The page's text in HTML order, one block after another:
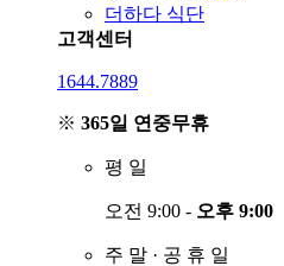
더하다 식단
고객센터
1644.7889
※ 365일 연중무휴
평 일
오전 9:00 - 오후 9:00
주 말 · 공 휴 일